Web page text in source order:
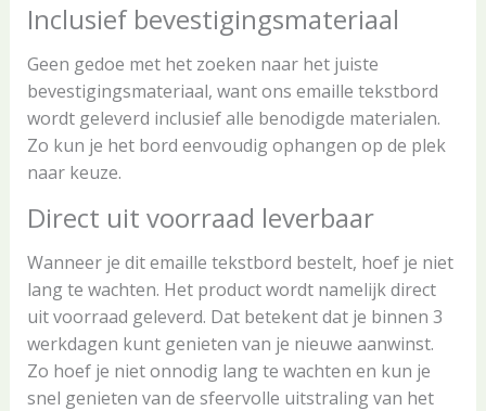
Inclusief bevestigingsmateriaal
Geen gedoe met het zoeken naar het juiste
bevestigingsmateriaal, want ons emaille tekstbord
wordt geleverd inclusief alle benodigde materialen.
Zo kun je het bord eenvoudig ophangen op de plek
naar keuze.
Direct uit voorraad leverbaar
Wanneer je dit emaille tekstbord bestelt, hoef je niet
lang te wachten. Het product wordt namelijk direct
uit voorraad geleverd. Dat betekent dat je binnen 3
werkdagen kunt genieten van je nieuwe aanwinst.
Zo hoef je niet onnodig lang te wachten en kun je
snel genieten van de sfeervolle uitstraling van het